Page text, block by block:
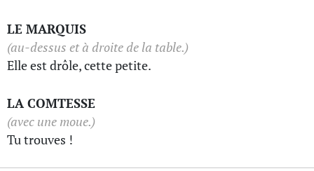
LE MARQUIS
(au-dessus et à droite de la table.)
Elle est drôle, cette petite.
LA COMTESSE
(avec une moue.)
Tu trouves !